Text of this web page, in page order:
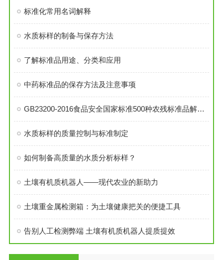
标准化常用名词解释
水质标样的制备与保存方法
了解标准品用途、分类和应用
中药标准品的保存方法及注意事项
GB23200-2016食品安全国家标准500种农残标准品解决方案
水质标样的质量控制与标准制定
如何制备高质量的水质分析标样？
土壤有机质机器人——现代农业的新助力
土壤重金属检测箱：为土壤健康把关的便捷工具
告别人工检测弊端 土壤有机质机器人提质提效